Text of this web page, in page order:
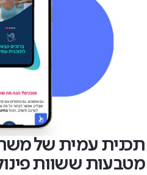
תכנית עמית של
מטבעות ששוות